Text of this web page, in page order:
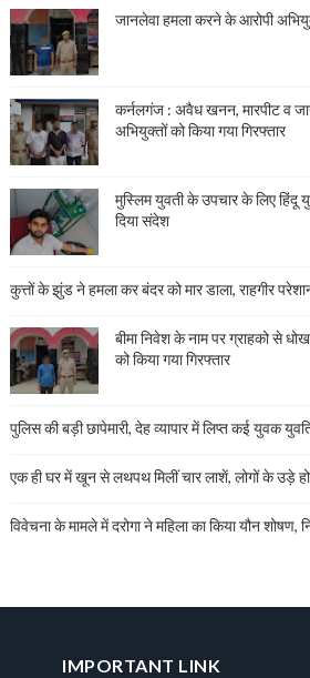
जानलेवा हमला करने के आरोपी
कर्नलगंज : अवैध खनन, मारपीट व
अभियुक्तों को किया गया गिरफ्तार
मुस्लिम युवती के उपचार के लिए हिंदू
दिया संदेश
कुत्तों के झुंड ने हमला कर बंदर को मार डाला, राहगीर
बीमा निवेश के नाम पर ग्राहको से
को किया गया गिरफ्तार
पुलिस की बड़ी छापेमारी, देह व्यापार में लिप्त कई युवक
एक ही घर में खून से लथपथ मिलीं चार लाशें, लोगों के उड़े
विवेचना के मामले में दरोगा ने महिला का किया यौन शोषण,
IMPORTANT LINK